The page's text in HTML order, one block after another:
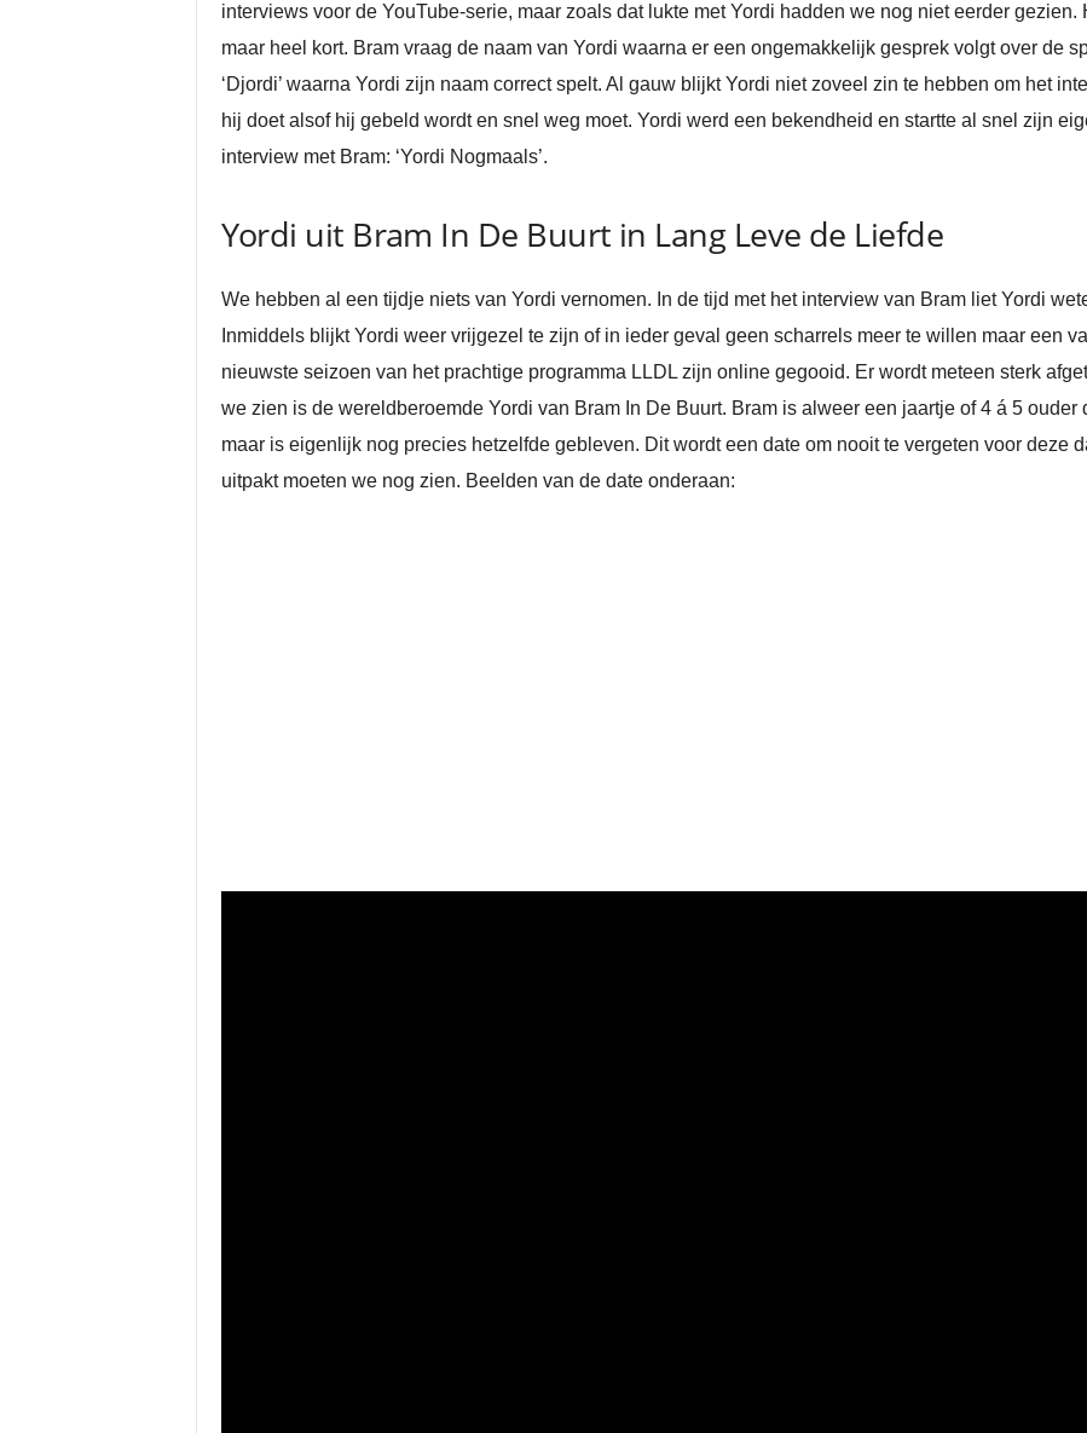
interviews voor de YouTube-serie, maar zoals dat lukte met Yordi hadden we nog niet eerder
maar heel kort. Bram vraag de naam van Yordi waarna er een ongemakkelijk gesprek volgt over de
‘Djordi’ waarna Yordi zijn naam correct spelt. Al gauw blijkt Yordi niet zoveel zin te hebben om het
hij doet alsof hij gebeld wordt en snel weg moet. Yordi werd een bekendheid en startte al snel zijn
interview met Bram: ‘Yordi Nogmaals’.
Yordi uit Bram In De Buurt in Lang Leve de Liefde
We hebben al een tijdje niets van Yordi vernomen. In de tijd met het interview van Bram liet Yordi
Inmiddels blijkt Yordi weer vrijgezel te zijn of in ieder geval geen scharrels meer te willen maar een
nieuwste seizoen van het prachtige programma LLDL zijn online gegooid. Er wordt meteen sterk
we zien is de wereldberoemde Yordi van Bram In De Buurt. Bram is alweer een jaartje of 4 á 5 ouder
maar is eigenlijk nog precies hetzelfde gebleven. Dit wordt een date om nooit te vergeten voor deze
uitpakt moeten we nog zien. Beelden van de date onderaan: